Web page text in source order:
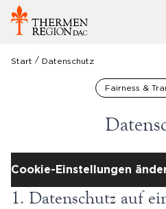
Start / Datenschutz
Fairness &
Cookie-Einstellungen
1. Datenschutz auf